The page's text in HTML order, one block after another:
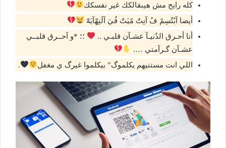
كله رايح مش هيبقالكك غير نفسكك
أيضا آبًتٌسِمً فُ آنِتٌ مًيَتٌ فُيَ آلَنِهّآيَهّ
أنا أحـرق الدٌنيـآ عشـآن قلبـي ..
؛؛ *و آحــرق قلبــي
عشـآن گـرآمتي ….
اللي انت مستنيهم يكلموگ” بيكلموا غيرگ ي مغفل
.